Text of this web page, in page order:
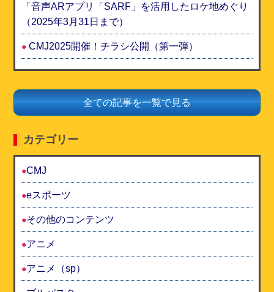
「音声ARアプリ「SARF」を活用したロケ地めぐり
（2025年3月31日まで）
CMJ2025開催！チラシ公開（第一弾）
全ての記事を一覧で見る
カテゴリー
CMJ
eスポーツ
その他のコンテンツ
アニメ
アニメ（sp）